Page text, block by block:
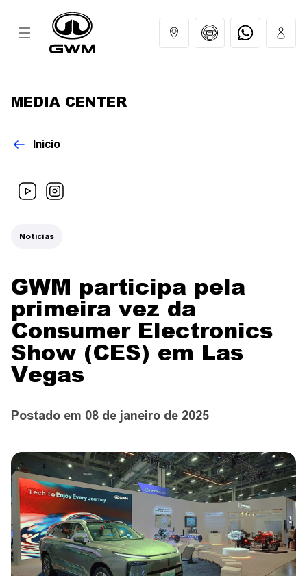
CONTATO
CONCESSIONÁRIAS
WhatsApp
MEDIA CENTER
Início
Notícias
GWM participa pela
primeira vez da
Consumer Electronics
Show (CES) em Las
Vegas
Postado em 08 de janeiro de 2025